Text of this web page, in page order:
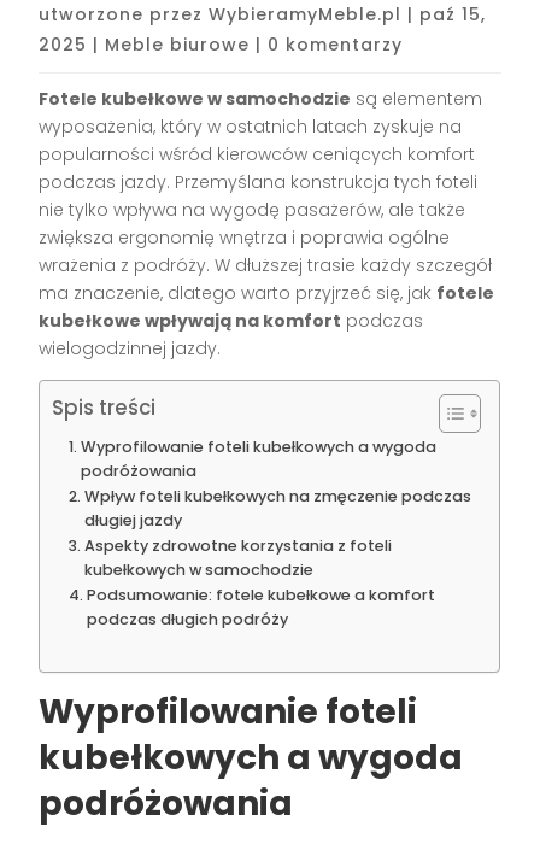
utworzone przezWybieramyMeble.pl | paź 15,
2025 | Meble biurowe | 0 komentarzy
Fotele kubełkowe w samochodzie są elementem
wyposażenia, który w ostatnich latach zyskuje na
popularności wśród kierowców ceniących komfort
podczas jazdy. Przemyślana konstrukcja tych foteli
nie tylko wpływa na wygodę pasażerów, ale także
zwiększa ergonomię wnętrza i poprawia ogólne
wrażenia z podróży. W dłuższej trasie każdy szczegół
ma znaczenie, dlatego warto przyjrzeć się, jak fotele
kubełkowe wpływają na komfort podczas
wielogodzinnej jazdy.
Spis treści
Wyprofilowanie foteli kubełkowych a wygoda
podróżowania
Wpływ foteli kubełkowych na zmęczenie podczas
długiej jazdy
Aspekty zdrowotne korzystania z foteli
kubełkowych w samochodzie
Podsumowanie: fotele kubełkowe a komfort
podczas długich podróży
Wyprofilowanie foteli
kubełkowych a wygoda
podróżowania